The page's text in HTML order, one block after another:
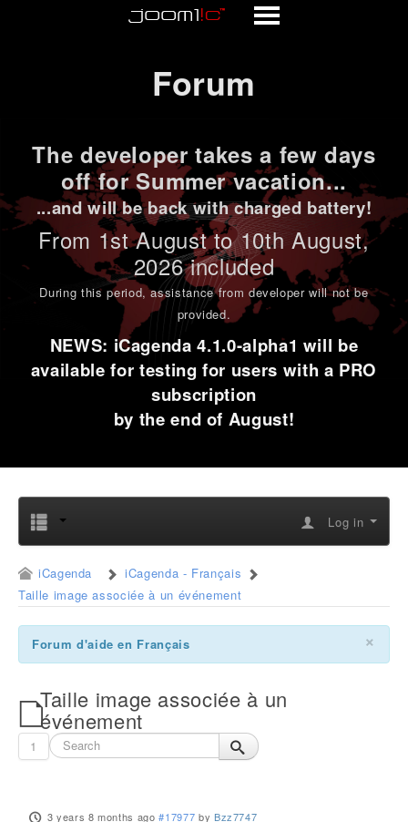
Forum
The developer takes a few days
off for Summer vacation...
...and will be back with charged battery!
From 1stAugust to 10th August,
2026 included
During this period,assistance from developer will not be
provided.
NEWS: iCagenda 4.1.0-alpha1 will be
available for testing for users with a PRO
subscription
by the end of August!
Log in
iCagenda
iCagenda - Français
Taille image associée à un événement
×
Forum d'aide en Français
Taille image associée à un
événement
1
3 years 8 months ago #17977 by Bzz7747